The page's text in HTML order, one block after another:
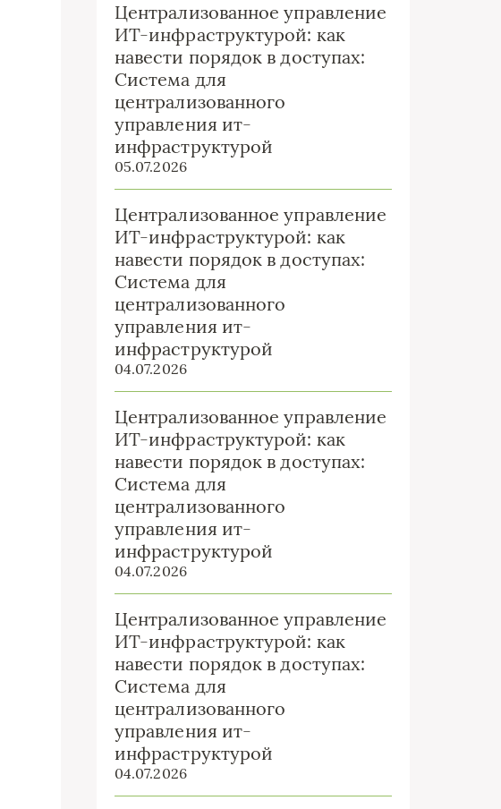
Централизованное управление
ИТ-инфраструктурой: как
навести порядок в доступах:
Система для
централизованного
управления ит-
инфраструктурой
05.07.2026
Централизованное управление
ИТ-инфраструктурой: как
навести порядок в доступах:
Система для
централизованного
управления ит-
инфраструктурой
04.07.2026
Централизованное управление
ИТ-инфраструктурой: как
навести порядок в доступах:
Система для
централизованного
управления ит-
инфраструктурой
04.07.2026
Централизованное управление
ИТ-инфраструктурой: как
навести порядок в доступах:
Система для
централизованного
управления ит-
инфраструктурой
04.07.2026